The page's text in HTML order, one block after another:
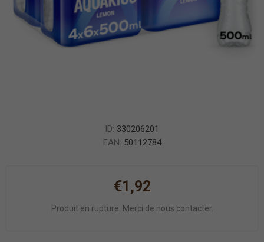
ID: 330206201
EAN: 50112784
€1,92
Produit en rupture. Merci de nous contacter.